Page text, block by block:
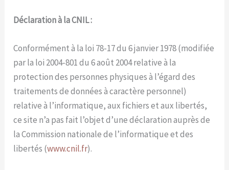
Déclaration à la CNIL :
Conformément à la loi 78-17 du 6 janvier 1978 (modifiée
par la loi 2004-801 du 6 août 2004 relative à la
protection des personnes physiques à l’égard des
traitements de données à caractère personnel)
relative à l’informatique, aux fichiers et aux libertés,
ce site n’a pas fait l’objet d’une déclaration auprès de
la Commission nationale de l’informatique et des
libertés (www.cnil.fr).